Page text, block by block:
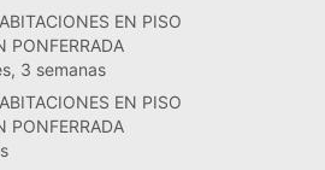
EN PISO
PONFERRADA
3 semanas
EN PISO
PONFERRADA